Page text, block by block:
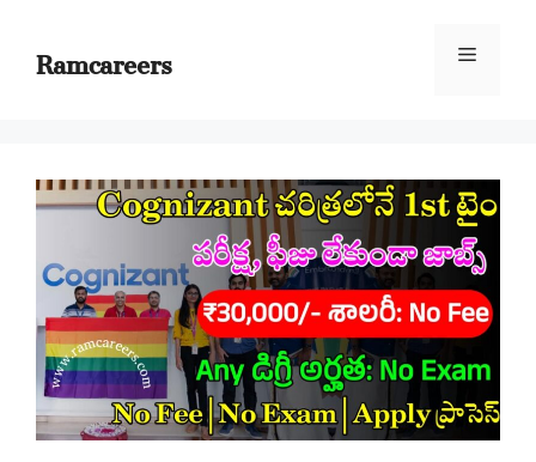
contentRamcareers Menu